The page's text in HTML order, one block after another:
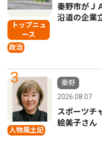
トップニュ
ース
政治
秦野市がＪ
沿道の企業
3
人物風土記
秦野
2026.08.07
スポーツチ
絵美子さ